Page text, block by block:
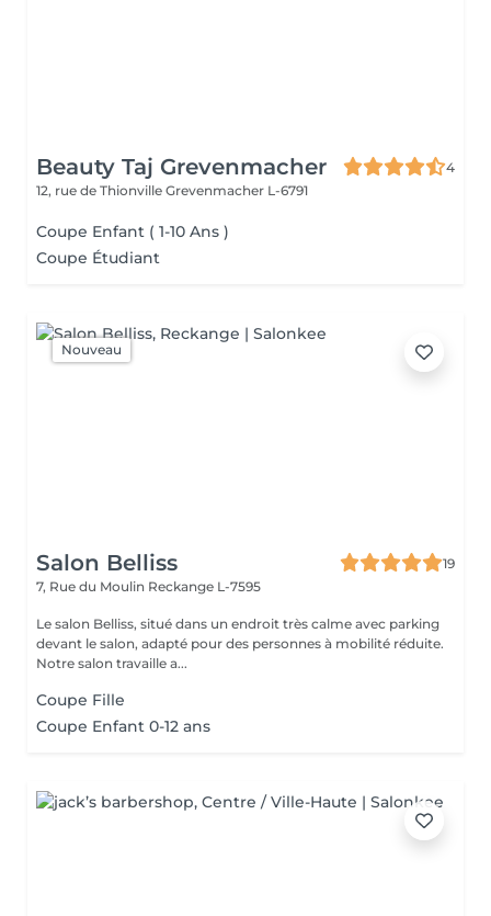
Beauty Taj Grevenmacher
4
12, rue de Thionville Grevenmacher L-6791
Coupe Enfant ( 1-10 Ans )
Coupe Étudiant
Nouveau
Salon Belliss
19
7, Rue du Moulin Reckange L-7595
Le salon Belliss, situé dans un endroit très calme avec parking
devant le salon, adapté pour des personnes à mobilité réduite.
Notre salon travaille a...
Coupe Fille
Coupe Enfant 0-12 ans